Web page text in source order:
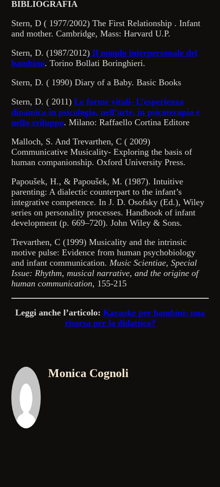
BIBLIOGRAFIA
Stern, D ( 1977/2002) The First Relationship . Infant
and mother. Cambridge, Mass: Harvard U.P.
Stern, D. (1987/2012) Il mondo interpersonale del
bambino. Torino Bollati Boringhieri.
Stern, D. ( 1990) Diary of a Baby. Basic Books
Stern, D. ( 2011) Le forme vitali- L’esperienza
dinamica in psicologia, nell’arte, in psicoterapia e
nello sviluppo. Milano: Raffaello Cortina Editore
Malloch, S. And Trevarthen, C ( 2009)
Communicative Musicality- Exploring the basis of
human companionship. Oxford University Press.
Papoušek, H., & Papoušek, M. (1987). Intuitive
parenting: A dialectic counterpart to the infant’s
integrative competence. In J. D. Osofsky (Ed.), Wiley
series on personality processes. Handbook of infant
development (p. 669–720). John Wiley & Sons.
Trevarthen, C (1999) Musicality and the intrinsic
motive pulse: Evidence from human psychobiology
and infant communication. Music Scientiae, Special
Issue: Rhythm, musical narrative, and the origine of
human communication, 155-215
Leggi anche l’articolo: Karaoke per bambini: una
risorsa per la didattica?
Monica Cognoli